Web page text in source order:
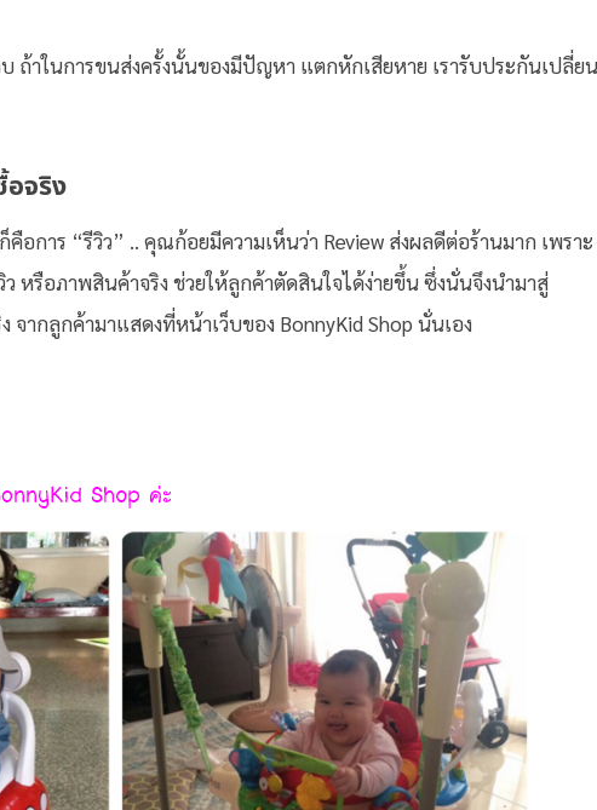
ถ้าในการขนส่งครั้งนั้นของมีปัญหา แตกหักเสียหาย เรารับประกันเปลี่ยน
จริง
อการ “รีวิว” .. คุณก้อยมีความเห็นว่า Review ส่งผลดีต่อร้านมาก เพราะ
หรือภาพสินค้าจริง ช่วยให้ลูกค้าตัดสินใจได้ง่ายขึ้น ซึ่งนั่นจึงนำมาสู่
จากลูกค้ามาแสดงที่หน้าเว็บของ BonnyKid Shop นั่นเอง